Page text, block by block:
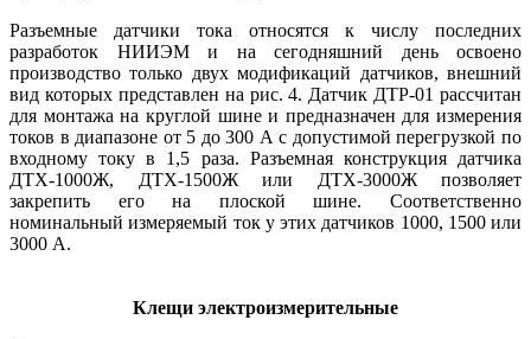
Разъемные датчики тока относятся к числу последних
разработок НИИЭМ и на сегодняшний день освоено
производство только двух модификаций датчиков, внешний
вид которых представлен на рис. 4. Датчик ДТР-01 рассчитан
для монтажа на круглой шине и предназначен для измерения
токов в диапазоне от 5 до 300 А с допустимой перегрузкой по
входному току в 1,5 раза. Разъемная конструкция датчика
ДТХ-1000Ж, ДТХ-1500Ж или ДТХ-3000Ж позволяет
закрепить его на плоской шине. Соответственно
номинальный измеряемый ток у этих датчиков 1000, 1500 или
3000 А.
Клещи электроизмерительные